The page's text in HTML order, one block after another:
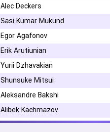
Alec Deckers
Sasi Kumar Mukund
Egor Agafonov
Erik Arutiunian
Yurii Dzhavakian
Shunsuke Mitsui
Aleksandre Bakshi
Alibek Kachmazov